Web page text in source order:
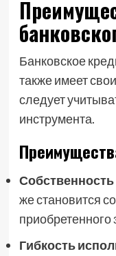
Банковское
также имеет
следует
инструмента.
же становится
приобретенного
Гибкость